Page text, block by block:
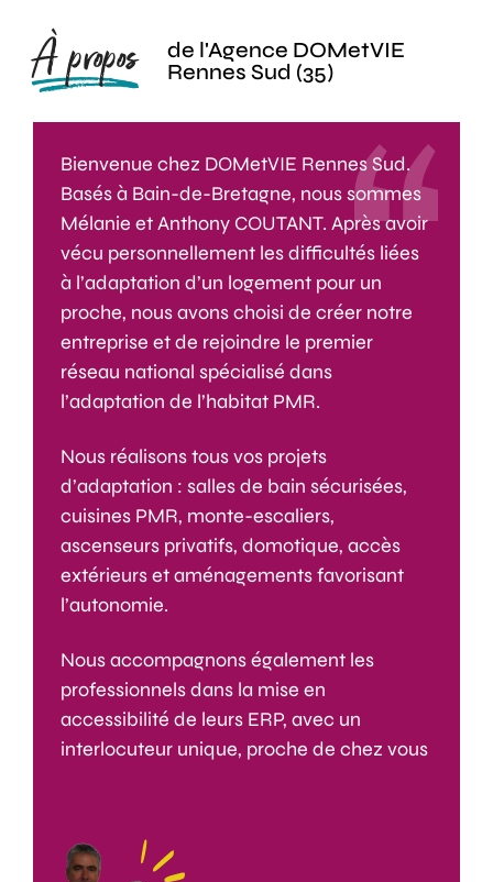
À propos
de l'Agence DOMetVIE
Rennes Sud (35)
Bienvenue chez DOMetVIE Rennes Sud.
Basés à Bain-de-Bretagne, nous sommes
Mélanie et Anthony COUTANT. Après avoir
vécu personnellement les difficultés liées
à l’adaptation d’un logement pour un
proche, nous avons choisi de créer notre
entreprise et de rejoindre le premier
réseau national spécialisé dans
l’adaptation de l’habitat PMR.
Nous réalisons tous vos projets
d’adaptation : salles de bain sécurisées,
cuisines PMR, monte-escaliers,
ascenseurs privatifs, domotique, accès
extérieurs et aménagements favorisant
l’autonomie.
Nous accompagnons également les
professionnels dans la mise en
accessibilité de leurs ERP, avec un
interlocuteur unique, proche de chez vous